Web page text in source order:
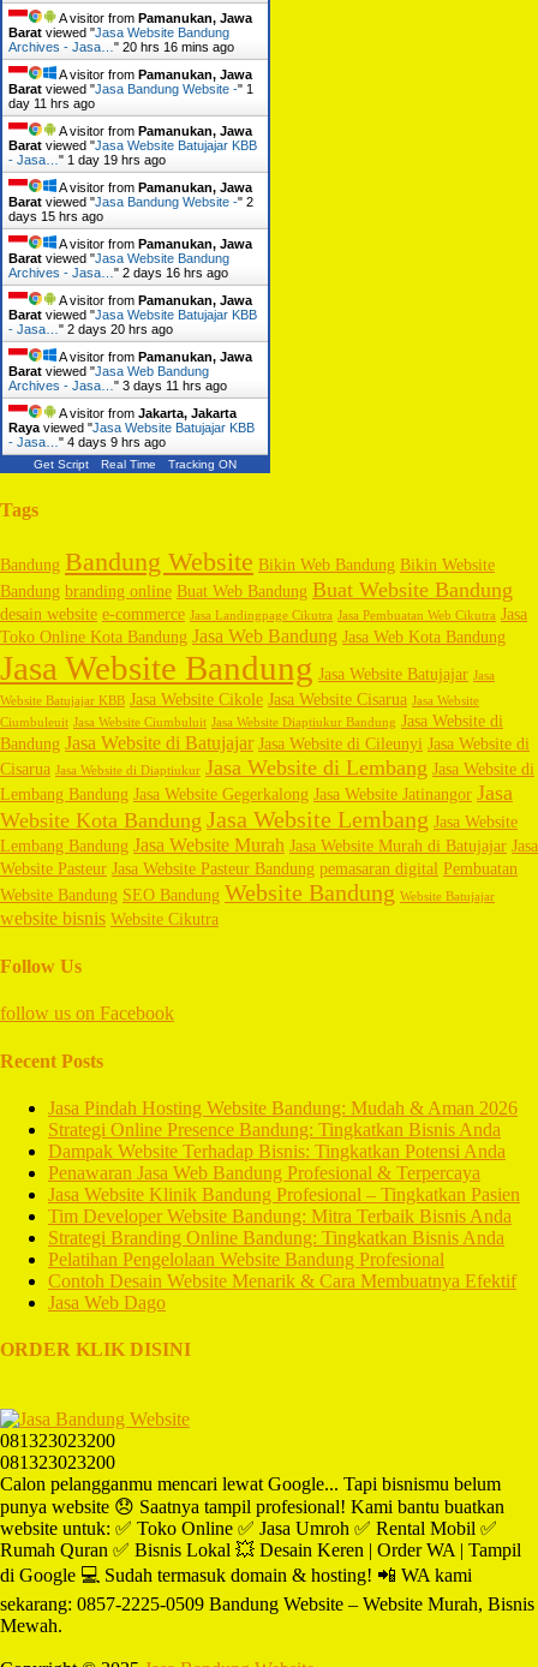
A visitor from Pamanukan, Jawa
Barat viewed "Jasa Website Bandung
Archives - Jasa…" 20 hrs 16 mins ago
A visitor from Pamanukan, Jawa
Barat viewed "Jasa Bandung Website -" 1
day 11 hrs ago
A visitor from Pamanukan, Jawa
Barat viewed "Jasa Website Batujajar KBB
- Jasa…" 1 day 19 hrs ago
A visitor from Pamanukan, Jawa
Barat viewed "Jasa Bandung Website -" 2
days 15 hrs ago
A visitor from Pamanukan, Jawa
Barat viewed "Jasa Website Bandung
Archives - Jasa…" 2 days 16 hrs ago
A visitor from Pamanukan, Jawa
Barat viewed "Jasa Website Batujajar KBB
- Jasa…" 2 days 20 hrs ago
A visitor from Pamanukan, Jawa
Barat viewed "Jasa Web Bandung
Archives - Jasa…" 3 days 11 hrs ago
A visitor from Jakarta, Jakarta
Rayaviewed "Jasa Website Batujajar KBB
- Jasa…" 4 days 9 hrs ago
Get Script Real Time Tracking ON
Tags
Bandung Bandung Website Bikin Web Bandung Bikin Website
Bandung branding online Buat Web Bandung Buat Website Bandung
desain website e-commerce Jasa Landingpage Cikutra Jasa Pembuatan Web Cikutra Jasa
Toko Online Kota Bandung Jasa Web Bandung Jasa Web Kota Bandung
Jasa Website Bandung Jasa Website Batujajar Jasa
Website Batujajar KBB Jasa Website Cikole Jasa Website Cisarua Jasa Website
Ciumbuleuit Jasa Website Ciumbuluit Jasa Website Diaptiukur Bandung Jasa Website di
Bandung Jasa Website di Batujajar Jasa Website di Cileunyi Jasa Website di
Cisarua Jasa Website di Diaptiukur Jasa Website di Lembang Jasa Website di
Lembang Bandung Jasa Website Gegerkalong Jasa Website Jatinangor Jasa
Website Kota Bandung Jasa Website Lembang Jasa Website
Lembang Bandung Jasa Website Murah Jasa Website Murah di Batujajar Jasa
Website Pasteur Jasa Website Pasteur Bandung pemasaran digital Pembuatan
Website Bandung SEO Bandung Website Bandung Website Batujajar
website bisnis Website Cikutra
Follow Us
follow us on Facebook
Recent Posts
Jasa Pindah Hosting Website Bandung: Mudah & Aman 2026
Strategi Online Presence Bandung: Tingkatkan Bisnis Anda
Dampak Website Terhadap Bisnis: Tingkatkan Potensi Anda
Penawaran Jasa Web Bandung Profesional & Terpercaya
Jasa Website Klinik Bandung Profesional – Tingkatkan Pasien
Tim Developer Website Bandung: Mitra Terbaik Bisnis Anda
Strategi Branding Online Bandung: Tingkatkan Bisnis Anda
Pelatihan Pengelolaan Website Bandung Profesional
Contoh Desain Website Menarik & Cara Membuatnya Efektif
Jasa Web Dago
ORDER KLIK DISINI
081323023200
081323023200
Calon pelangganmu mencari lewat Google... Tapi bisnismu belum
punya website 😞 Saatnya tampil profesional! Kami bantu buatkan
website untuk: ✅ Toko Online ✅ Jasa Umroh ✅ Rental Mobil ✅
Rumah Quran ✅ Bisnis Lokal 💥 Desain Keren | Order WA | Tampil
di Google 💻 Sudah termasuk domain & hosting! 📲 WA kami
sekarang: 0857-2225-0509 Bandung Website – Website Murah, Bisnis
Mewah.